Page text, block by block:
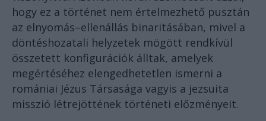
hogy ez a történet nem értelmezhető pusztán
az elnyomás–ellenállás binaritásában, mivel a
döntéshozatali helyzetek mögött rendkívül
összetett konfigurációk álltak, amelyek
megértéséhez elengedhetetlen ismerni a
romániai Jézus Társasága vagyis a jezsuita
misszió létrejöttének történeti előzményeit.